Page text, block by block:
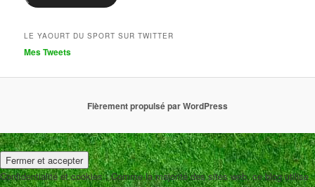
LE YAOURT DU SPORT SUR TWITTER
Mes Tweets
Fièrement propulsé par WordPress
Confidentialité et cookies : Comme la majorité des sites web, ce blog utilise